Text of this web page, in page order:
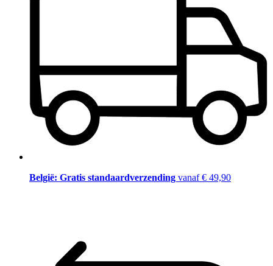
België: Gratis standaardverzending vanaf € 49,90